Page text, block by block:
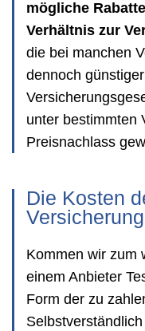
mögliche
Verhältnis zur
die bei manchen
dennoch
unter bestimmten
Preisnachlass
Die Kosten
Versicherung
Kommen wir zum
einem Anbieter
Form der zu